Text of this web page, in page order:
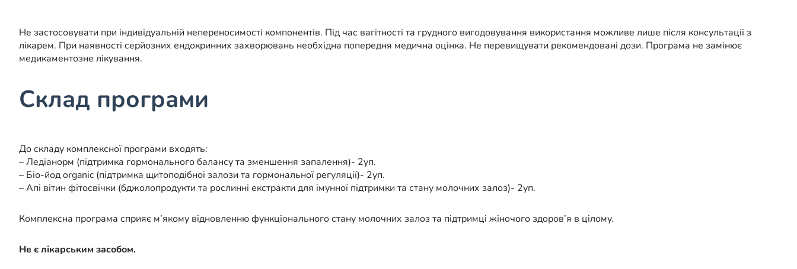
Не застосовувати при індивідуальній непереносимості компонентів. Під час вагітності та грудного вигодовування використання можливе лише після консультації з
лікарем. При наявності серйозних ендокринних захворювань необхідна попередня медична оцінка. Не перевищувати рекомендовані дози. Програма не замінює
медикаментозне лікування.
Склад програми
До складу комплексної програми входять:
– Ледіанорм (підтримка гормонального балансу та зменшення запалення)- 2уп.
– Біо-йод organic (підтримка щитоподібної залози та гормональної регуляції)- 2уп.
– Апі вітин фітосвічки (бджолопродукти та рослинні екстракти для імунної підтримки та стану молочних залоз)- 2уп.
Комплексна програма сприяє м’якому відновленню функціонального стану молочних залоз та підтримці жіночого здоров’я в цілому.
Не є лікарським засобом.